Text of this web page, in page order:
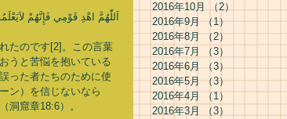
اَللّٰهُمَّ اهْدِ قَوْمِي فَإِنَّهُمْ
たのです[2]。この言葉
うと苦悩を抱いている
った者たちのために使
ン）を信じないなら
洞窟章18:6）。
2016年10月 （2） 2件の記事
2016年9月 （1）1件の記事
2016年8月 （2）2件の記事
2016年7月
（3）
2016年6月 （3）3件の記事
2016年5月 （3）3件の記事
2016年4月 （1）1件の記事
2016年3月
（3）